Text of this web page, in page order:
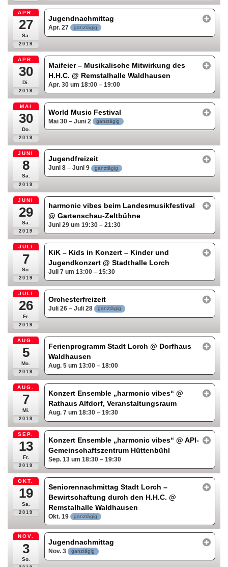
APR.
27
Sa.
2019
Jugendnachmittag
Apr. 27 ganztägig
APR.
30
Di.
2019
Maifeier – Musikalische Mitwirkung des
H.H.C.@ Remstalhalle Waldhausen
Apr. 30 um 18:00 – 19:00
MAI
30
Do.
2019
World Music Festival
Mai 30 – Juni 2 ganztägig
JUNI
8
Sa.
2019
Jugendfreizeit
Juni 8 – Juni 9 ganztägig
JUNI
29
Sa.
2019
harmonic vibes beim Landesmusikfestival
@ Gartenschau-Zeltbühne
Juni 29 um 19:30 – 21:30
JULI
7
So.
2019
KiK – Kids in Konzert – Kinder und
Jugendkonzert@ Stadthalle Lorch
Juli 7 um 13:00 – 15:30
JULI
26
Fr.
2019
Orchesterfreizeit
Juli 26 – Juli 28 ganztägig
AUG.
5
Mo.
2019
Ferienprogramm Stadt Lorch@ Dorfhaus
Waldhausen
Aug. 5 um 13:00 – 18:00
AUG.
7
Mi.
2019
Konzert Ensemble „harmonic vibes“@
Rathaus Alfdorf, Veranstaltungsraum
Aug. 7 um 18:30 – 19:30
SEP.
13
Fr.
2019
Konzert Ensemble „harmonic vibes“@ API-
Gemeinschaftszentrum Hüttenbühl
Sep. 13 um 18:30 – 19:30
OKT.
19
Sa.
2019
Seniorennachmittag Stadt Lorch –
Bewirtschaftung durch den H.H.C.@
Remstalhalle Waldhausen
Okt. 19 ganztägig
NOV.
3
So.
Jugendnachmittag
Nov. 3 ganztägig